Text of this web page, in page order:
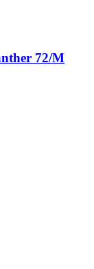
72/M